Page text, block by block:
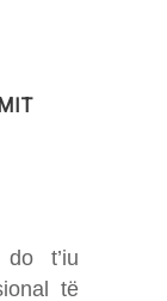
t’iu
të